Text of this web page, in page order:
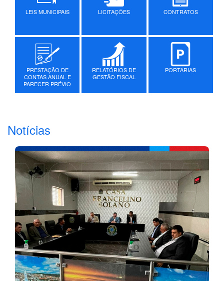
LEIS MUNICIPAIS LICITAÇÕES CONTRATOS
PRESTAÇÃO DE
CONTAS ANUAL E
PARECER PRÉVIO
RELATÓRIOS DE
GESTÃO FISCAL
PORTARIAS
Notícias